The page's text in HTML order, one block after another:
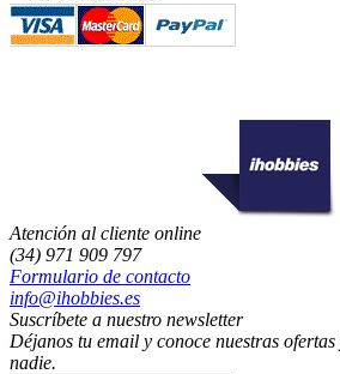
Atención al cliente online
(34) 971 909 797
Formulario de contacto
info@ihobbies.es
Suscríbete a nuestro newsletter
Déjanos tu email y conoce nuestras ofertas
nadie.